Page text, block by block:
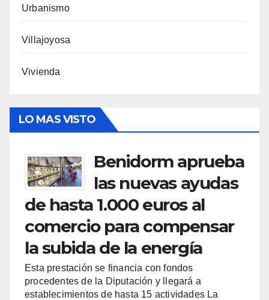
Urbanismo
Villajoyosa
Vivienda
LO MAS VISTO
Benidorm aprueba
las nuevas ayudas
de hasta 1.000 euros al
comercio para compensar
la subida de la energía
Esta prestación se financia con fondos
procedentes de la Diputación y llegará a
establecimientos de hasta 15 actividades La